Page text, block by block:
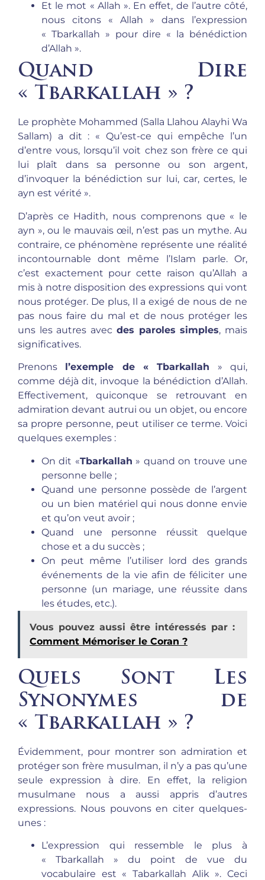
Et le mot « Allah ». En effet, de l’autre côté,
nous citons « Allah » dans l’expression
« Tbarkallah » pour dire « la bénédiction
d’Allah ».
Quand Dire
« Tbarkallah » ?
Le prophète Mohammed (Salla Llahou Alayhi Wa
Sallam) a dit : « Qu’est-ce qui empêche l’un
d’entre vous, lorsqu’il voit chez son frère ce qui
lui plaît dans sa personne ou son argent,
d’invoquer la bénédiction sur lui, car, certes, le
ayn est vérité ».
D’après ce Hadith, nous comprenons que « le
ayn », ou le mauvais œil, n’est pas un mythe. Au
contraire, ce phénomène représente une réalité
incontournable dont même l’Islam parle. Or,
c’est exactement pour cette raison qu’Allah a
mis à notre disposition des expressions qui vont
nous protéger. De plus, Il a exigé de nous de ne
pas nous faire du mal et de nous protéger les
uns les autres avec des paroles simples, mais
significatives.
Prenons l’exemple de « Tbarkallah » qui,
comme déjà dit, invoque la bénédiction d’Allah.
Effectivement, quiconque se retrouvant en
admiration devant autrui ou un objet, ou encore
sa propre personne, peut utiliser ce terme. Voici
quelques exemples :
On dit «Tbarkallah » quand on trouve une
personne belle ;
Quand une personne possède de l’argent
ou un bien matériel qui nous donne envie
et qu’on veut avoir ;
Quand une personne réussit quelque
chose et a du succès ;
On peut même l’utiliser lord des grands
événements de la vie afin de féliciter une
personne (un mariage, une réussite dans
les études, etc.).
Vous pouvez aussi être intéressés par :
Comment Mémoriser le Coran ?
Quels Sont Les
Synonymes de
« Tbarkallah » ?
Évidemment, pour montrer son admiration et
protéger son frère musulman, il n’y a pas qu’une
seule expression à dire. En effet, la religion
musulmane nous a aussi appris d’autres
expressions. Nous pouvons en citer quelques-
unes :
L’expression qui ressemble le plus à
« Tbarkallah » du point de vue du
vocabulaire est « Tabarkallah Alik ». Ceci